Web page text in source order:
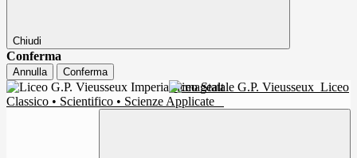
Chiudi
Conferma
Annulla Conferma
Liceo Statale G.P. Vieusseux Liceo
Classico • Scientifico • Scienze Applicate